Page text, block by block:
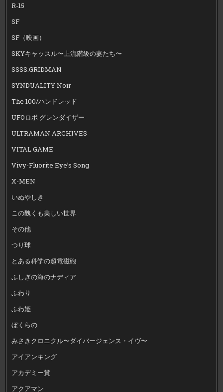
R-15
SF
SF（映画）
SKYキャッスル〜上流階級の妻たち〜
SSSS.GRIDMAN
SYNDUALITY Noir
The 100/ハンドレッド
UFOロボ グレンダイザー
ULTRAMAN ARCHIVES
VITAL GAME
Vivy-Fluorite Eye’s Song
X-MEN
いぬやしき
この醜くも美しい世界
その他
つり球
とある科学の超電磁砲
ふしぎの海のナディア
ふわり
ふわ姫
ぼくらの
みさきクロニクル〜ダイバージェンス・イヴ〜
アイアンキング
アカデミー賞
アクアマン